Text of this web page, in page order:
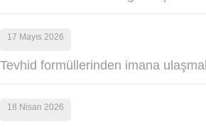
17 Mayıs 2026
Tevhid formüllerinden imana
18 Nisan 2026